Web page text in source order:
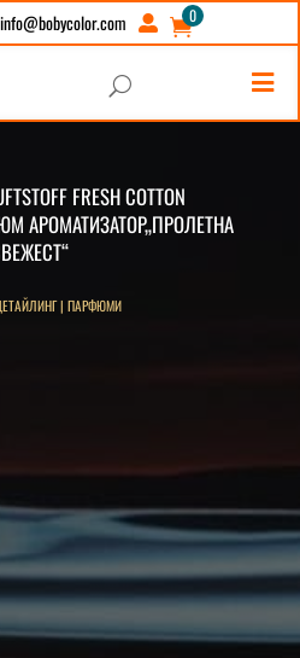
info@bobycolor.com  
0

U
FRESH COTTON
АРОМАТИЗАТОР„ПРОЛЕТНА
| ПАРФЮМИ